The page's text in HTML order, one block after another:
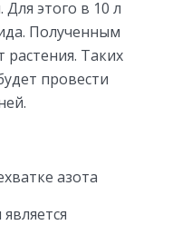
этого в 10 л
Полученным
Таких
провести
азота